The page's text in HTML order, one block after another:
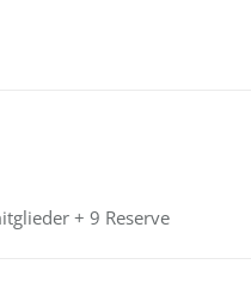
+ 9 Reserve